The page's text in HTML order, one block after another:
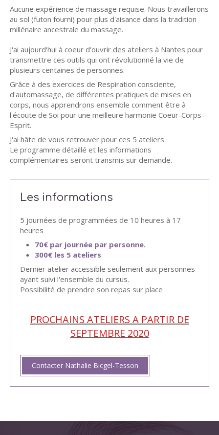
Aucune expérience de massage requise. Nous travaillerons
au sol (futon fourni) pour plus d'aisance dans la tradition
millénaire ancestrale du massage.
J'ai aujourd'hui à coeur d'ouvrir des ateliers à Nantes pour
transmettre ces outils qui ont révolutionné la vie de
plusieurs centaines de personnes.
Grâce à des exercices de Respiration consciente,
d'automassage, de différentes pratiques de mises en
corps, nous apprendrons ensemble comment être à
l'écoute de Soi pour une meilleure harmonie Coeur-Corps-
Esprit.
J'ai hâte de vous retrouver pour ces 5 ateliers.
Le programme détaillé et les informations
complémentaires seront transmis sur demande.
Les informations
5 journées de programmées de 10 heures à 17
heures
70€ par journée par personne.
300€ les 5 ateliers
Dernier atelier accessible seulement aux personnes
ayant suivi l'ensemble du cursus.
Possibilité de prendre son repas sur place
PROCHAINS ATELIERS A PARTIR DE
SEPTEMBRE 2020
Contacter Nathalie Bicgel-Tesson